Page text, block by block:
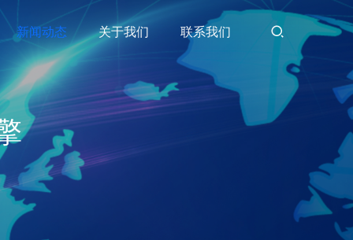
新闻动态 关于我们 联系我们